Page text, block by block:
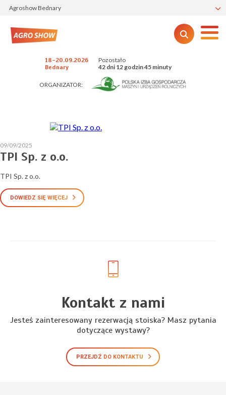
Agroshow Bednary
18-20.09.2026
Bednary
Pozostało
42 dni 12 godzin 45 minuty
ORGANIZATOR:
09/09/2025
TPI Sp. z o.o.
TPI Sp. z o.o.
DOWIEDZ SIĘ WIĘCEJ
Kontakt z nami
Jesteś zainteresowany rezerwacją stoiska? Masz pytania
dotyczące wystawy?
PRZEJDŹ DO KONTAKTU